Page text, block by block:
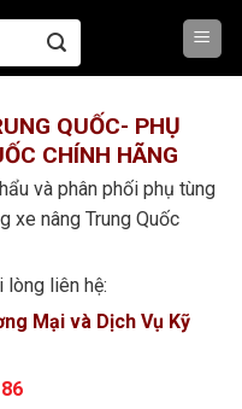
QUỐC- PHỤ
CHÍNH HÃNG
và phân phối phụ tùng
xe nâng Trung Quốc
lòng liên hệ:
Mại và Dịch Vụ Kỹ